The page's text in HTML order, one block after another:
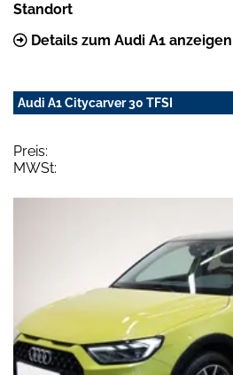
Standort
Details zum Audi A1 anzeigen
Audi A1 Citycarver 30 TFSI
Preis:
MWSt: